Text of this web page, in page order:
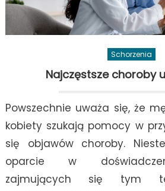
Schorzenia
Najczęstsze choroby
Powszechnie uważa się, że
kobiety szukają pomocy w
się objawów choroby.
oparcie w
zajmujących się tym